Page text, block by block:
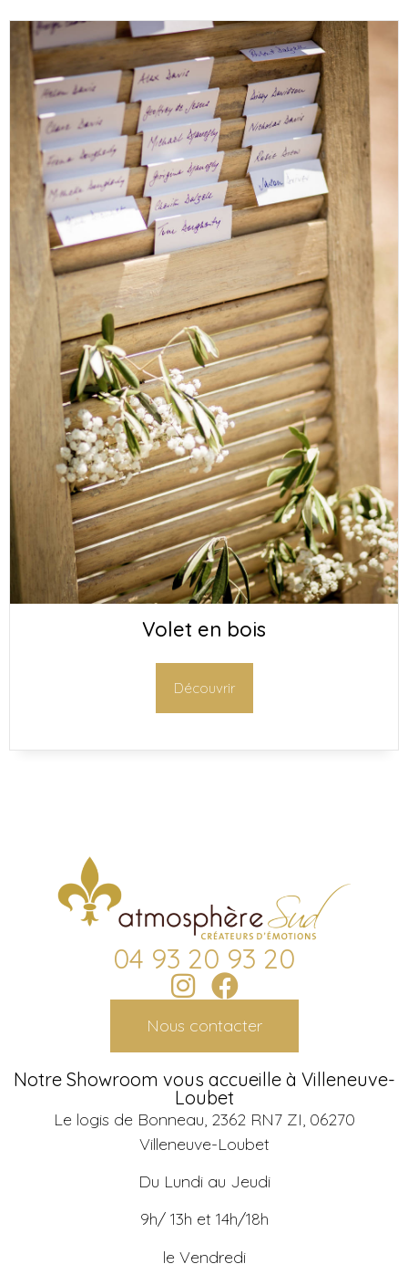
Volet en bois
Découvrir
04 93 20 93 20
Nous contacter
Notre Showroom vous accueille à Villeneuve-
Loubet
Le logis de Bonneau, 2362 RN7 ZI, 06270
Villeneuve-Loubet
Du Lundi au Jeudi
9h/ 13h et 14h/18h
le Vendredi